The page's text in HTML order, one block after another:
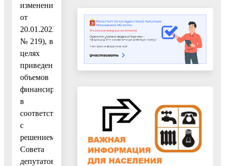
изменением
от
20.01.2023
№ 219), в
целях
приведения
объемов
финансирования
в
соответствие
с
решением
Совета
депутатов